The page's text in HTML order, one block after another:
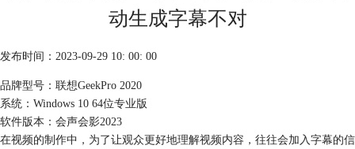
动生成字幕不对
发布时间：2023-09-29 10: 00: 00
品牌型号：联想GeekPro 2020
系统：Windows 10 64位专业版
软件版本：会声会影2023
在视频的制作中，为了让观众更好地理解视频内容，往往会加入字幕的信